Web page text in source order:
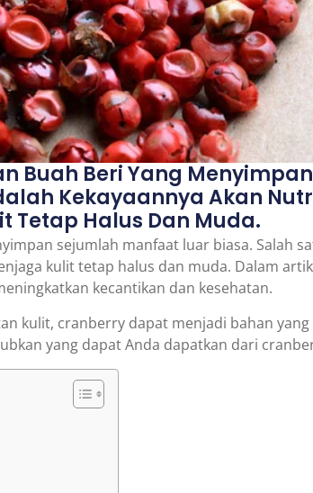
Buah Beri Yang
Kekayaannya Akan
Tetap Halus Dan Muda.
sejumlah manfaat luar biasa. Salah
kulit tetap halus dan muda. Dalam
kecantikan dan kesehatan.
kulit, cranberry dapat menjadi bahan
yang dapat Anda dapatkan dari